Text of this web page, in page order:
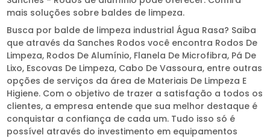
mais soluções sobre baldes de limpeza.
Busca por balde de limpeza industrial Água Rasa? Saiba
que através da Sanches Rodos você encontra Rodos De
Limpeza, Rodos De Alumínio, Flanela De Microfibra, Pá De
Lixo, Escovas De Limpeza, Cabo De Vassoura, entre outras
opções de serviços da área de Materiais De Limpeza E
Higiene. Com o objetivo de trazer a satisfação a todos os
clientes, a empresa entende que sua melhor destaque é
conquistar a confiança de cada um. Tudo isso só é
possível através do investimento em equipamentos